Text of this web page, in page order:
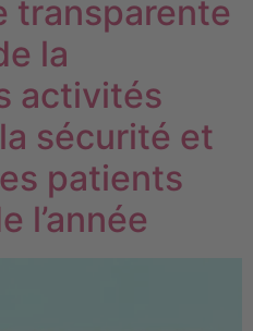
transparente
la
activités
sécurité et
patients
l’année